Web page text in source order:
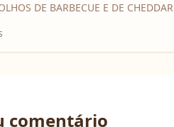
DE BARBECUE E DE CHEDDAR
comentário